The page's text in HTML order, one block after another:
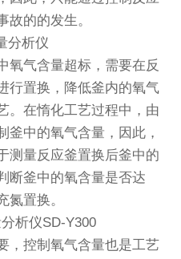
故的的发生。
氧气含量超标，需要在反
行置换，降低釜内的氧气
。在惰化工艺过程中，由
釜中的氧气含量，因此，
测量反应釜置换后釜中的
断釜中的氧含量是否达
氮置换。
，控制氧气含量也是工艺